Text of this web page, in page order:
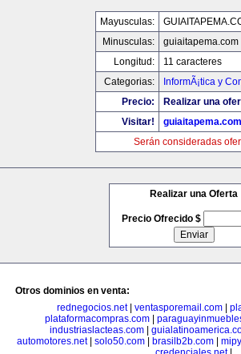
Mayusculas:
Minusculas:
guiaitapema.com
Longitud:
11 caracteres
Categorias:
InformÃ¡tica y
Precio:
Realizar una
Visitar!
guiaitapema.com
Serán consideradas
Realizar una Oferta
Precio Ofrecido $
Otros dominios en venta:
rednegocios.net| ventasporemail.com
plataformacompras.com
industriaslacteas.com
automotores.net| solo50.com brasilb2b.com